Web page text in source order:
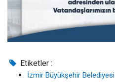
Etiketler :
İzmir Büyükşehir Belediyesi